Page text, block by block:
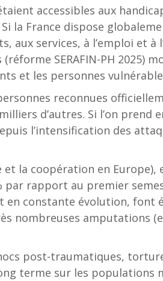
accessibles aux
la France dispose
aux services, à l’emploi et
SERAFIN-PH 2025)
et les personnes
reconnues
d’autres. Si l’on
l’intensification des
la coopération en Europe),
rapport au premier
constante évolution, font
nombreuses amputations
post-traumatiques,
terme sur les populations